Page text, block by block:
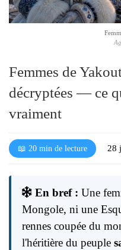
l
é
Femmes de
décryptées — ce
vraiment
📖 20 min de lecture 28
En bref : Une
Mongole, ni une
rennes coupée du
l'héritière du peuple